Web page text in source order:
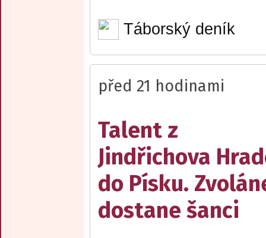
Táborský deník
před 21 hodinami
Talent z
Jindřichova
do Písku.
dostane šanci